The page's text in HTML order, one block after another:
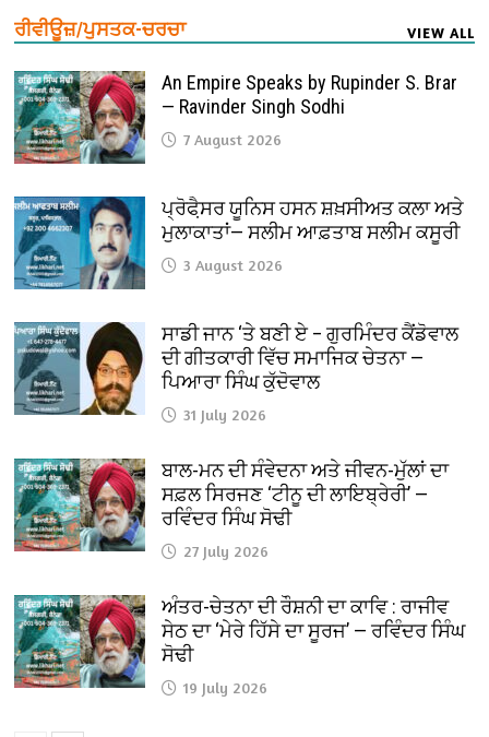
ਰੀਵੀਊਜ਼/ਪੁਸਤਕ-ਚਰਚਾ VIEW ALL
An Empire Speaks by Rupinder S. Brar
— Ravinder Singh Sodhi
7 August 2026
ਪ੍ਰੋਫੈ਼ਸਰ ਯੂਨਿਸ ਹਸਨ ਸ਼ਖ਼ਸੀਅਤ ਕਲਾ ਅਤੇ
ਮੁਲਾਕਾਤਾਂ— ਸਲੀਮ ਆਫ਼ਤਾਬ ਸਲੀਮ ਕਸੂਰੀ
3 August 2026
ਸਾਡੀ ਜਾਨ ‘ਤੇ ਬਣੀ ਏ – ਗੁਰਮਿੰਦਰ ਕੈਂਡੋਵਾਲ
ਦੀ ਗੀਤਕਾਰੀ ਵਿੱਚ ਸਮਾਜਿਕ ਚੇਤਨਾ —
ਪਿਆਰਾ ਸਿੰਘ ਕੁੱਦੋਵਾਲ
31 July 2026
ਬਾਲ-ਮਨ ਦੀ ਸੰਵੇਦਨਾ ਅਤੇ ਜੀਵਨ-ਮੁੱਲਾਂ ਦਾ
ਸਫ਼ਲ ਸਿਰਜਣ ‘ਟੀਨੂ ਦੀ ਲਾਇਬ੍ਰੇਰੀ’ —
ਰਵਿੰਦਰ ਸਿੰਘ ਸੋਢੀ
27 July 2026
ਅੰਤਰ-ਚੇਤਨਾ ਦੀ ਰੌਸ਼ਨੀ ਦਾ ਕਾਵਿ : ਰਾਜੀਵ
ਸੇਠ ਦਾ ‘ਮੇਰੇ ਹਿੱਸੇ ਦਾ ਸੂਰਜ’ — ਰਵਿੰਦਰ ਸਿੰਘ
ਸੋਢੀ
19 July 2026